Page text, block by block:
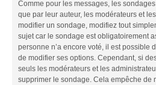
Comme pour les messages, les
que par leur auteur, les modérateurs et
modifier un sondage, modifiez tout
sujet car le sondage est obligatoirement
personne n’a encore voté, il est possible
de modifier ses options. Cependant, si
seuls les modérateurs et les
supprimer le sondage. Cela empêche de